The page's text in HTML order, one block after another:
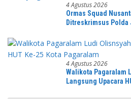
4 Agustus 2026
Ormas Squad
Ditreskrimsus Polda
4 Agustus 2026
Walikota Pagaralam
Langsung Upacara